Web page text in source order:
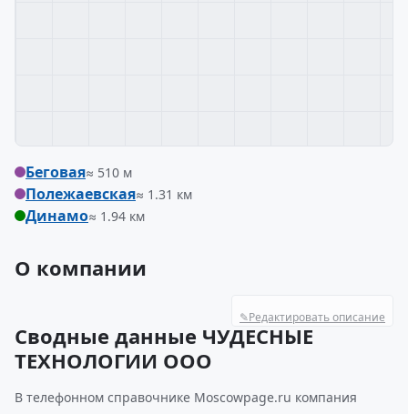
Беговая≈ 510 м
Полежаевская≈ 1.31 км
Динамо≈ 1.94 км
О компании
✎Редактировать описание
Сводные данные ЧУДЕСНЫЕ
ТЕХНОЛОГИИ ООО
В телефонном справочнике Moscowpage.ru компания